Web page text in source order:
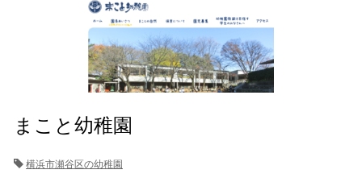
まこと幼稚園
横浜市瀬谷区の幼稚園